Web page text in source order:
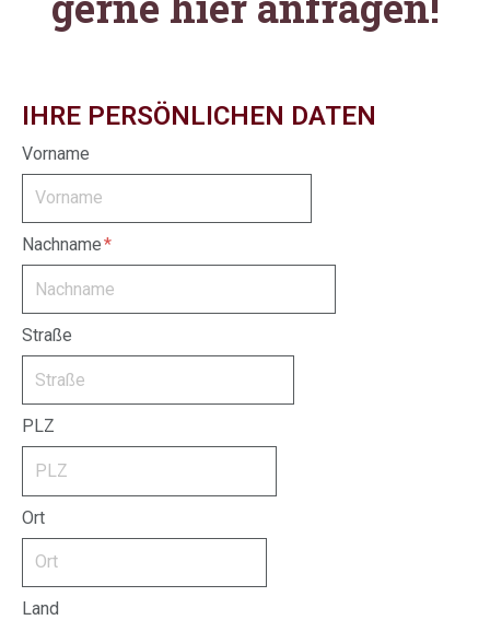
IHRE PERSÖNLICHEN DATEN
Vorname
Nachname
Straße
PLZ
Ort
Land